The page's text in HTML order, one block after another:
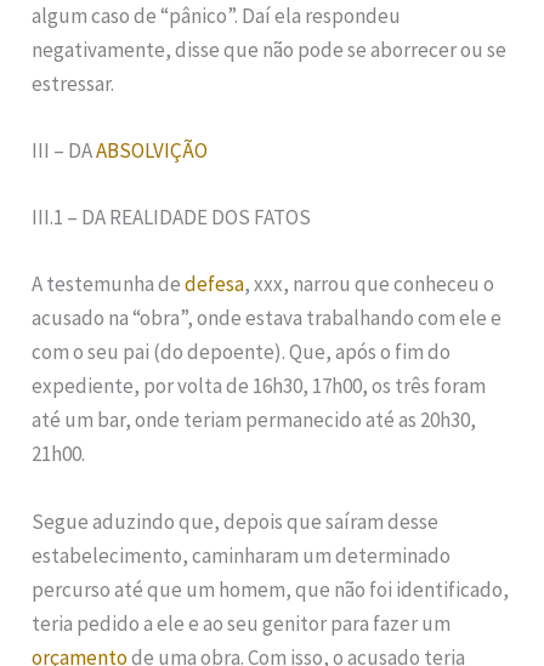
algum caso de “pânico”. Daí ela respondeu
negativamente, disse que não pode se aborrecer ou se
estressar.
III – DAABSOLVIÇÃO
III.1 – DA REALIDADE DOS FATOS
A testemunha dedefesa, xxx, narrou que conheceu o
acusado na “obra”, onde estava trabalhando com ele e
com o seu pai (do depoente). Que, após o fim do
expediente, por volta de 16h30, 17h00, os três foram
até um bar, onde teriam permanecido até as 20h30,
21h00.
Segue aduzindo que, depois que saíram desse
estabelecimento, caminharam um determinado
percurso até que um homem, que não foi identificado,
teria pedido a ele e ao seu genitor para fazer um
orçamentode uma obra. Com isso, o acusado teria